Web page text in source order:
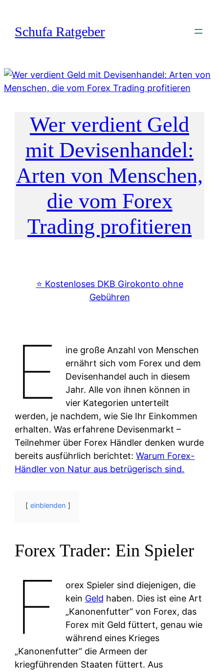
springen
Schufa Ratgeber
Wer verdient Geld
mit Devisenhandel:
Arten von Menschen,
die vom Forex
Trading profitieren
⭐️ Kostenloses DKB Girokonto ohne
Gebühren
E
ine große Anzahl von Menschen
ernährt sich vom Forex und dem
Devisenhandel auch in diesem
Jahr. Alle von ihnen können in
vier Kategorien unterteilt
werden, je nachdem, wie Sie Ihr Einkommen
erhalten. Was erfahrene Devisenmarkt –
Teilnehmer über Forex Händler denken wurde
bereits ausführlich berichtet:Warum Forex-
Händler von Natur aus betrügerisch sind.
einblenden
Forex Trader: Ein Spieler
F
orex Spieler sind diejenigen, die
kein Geld haben. Dies ist eine Art
„Kanonenfutter“ von Forex, das
Forex mit Geld füttert, genau wie
während eines Krieges
„Kanonenfutter“ die Armeen der
kriegführenden Staaten füttert. Aus